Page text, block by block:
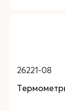
26221-08